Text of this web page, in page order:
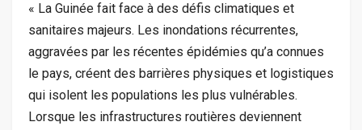
« La Guinée fait face à des défis climatiques et
sanitaires majeurs. Les inondations récurrentes,
aggravées par les récentes épidémies qu’a connues
le pays, créent des barrières physiques et logistiques
qui isolent les populations les plus vulnérables.
Lorsque les infrastructures routières deviennent